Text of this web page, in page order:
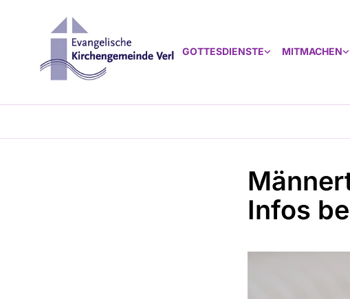
GOTTESDIENSTE MITMACHEN
Infos